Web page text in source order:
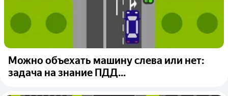
Можно объехать машину слева или нет:
задача на знание ПДД...